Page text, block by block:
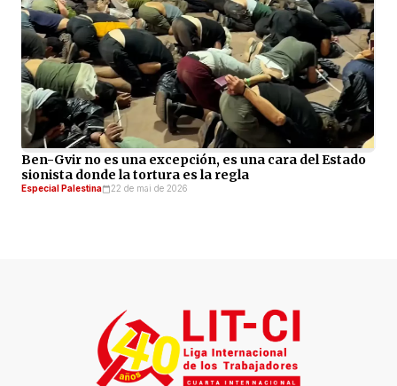
Ben-Gvir no es una excepción, es una cara del Estado
sionista donde la tortura es la regla
Especial Palestina 22 de mai de 2026